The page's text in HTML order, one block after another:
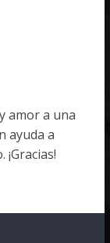
amor a una
ayuda a